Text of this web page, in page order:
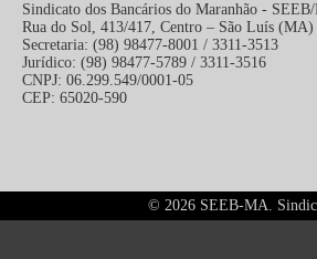
Sindicato dos Bancários do Maranhão -
Rua do Sol, 413/417, Centro – São Luís (MA)
Secretaria: (98) 98477-8001 / 3311-3513
Jurídico: (98) 98477-5789 / 3311-3516
CNPJ: 06.299.549/0001-05
CEP: 65020-590
© 2026 SEEB-MA.